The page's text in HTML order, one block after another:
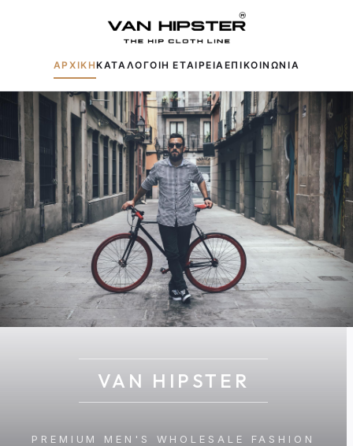
ΑΡΧΙΚΗΚΑΤΑΛΟΓΟΙΗ ΕΤΑΙΡΕΙΑΕΠΙΚΟΙΝΩΝΙΑ
Δημοφιλείς αναζητήσεις: Πουκάμισα
Μπουφάν
Παντελόνια
Πλεκτά
VAN HIPSTER
PREMIUM MEN'S WHOLESALE FASHION